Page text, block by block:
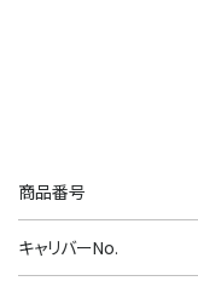
商品番号
キャリバーNo.